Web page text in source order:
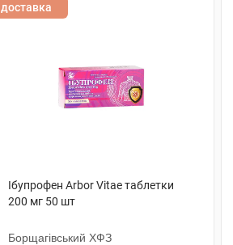
доставка
Ібупрофен Arbor Vitae таблетки
200 мг 50 шт
Борщагівський ХФЗ